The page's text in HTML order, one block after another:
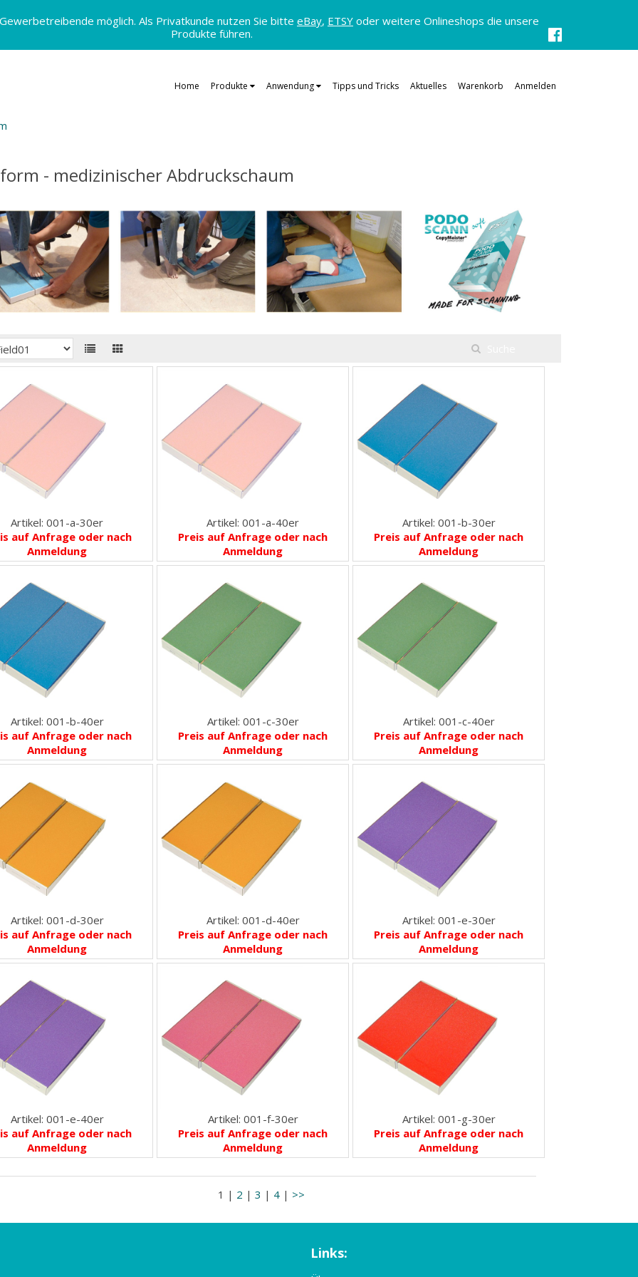
möglich. Als Privatkunde nutzen Sie bitte eBay, ETSY oder weitere Onlineshops die unsere
Produkte führen.
Home Produkte Anwendung Tipps und Tricks Aktuelles Warenkorb Anmelden
- medizinischer Abdruckschaum
Artikel: 001-a-30er
auf Anfrage oder nach
Anmeldung
Artikel: 001-a-40er
Preis auf Anfrage oder nach
Anmeldung
Artikel: 001-b-30er
Preis auf Anfrage oder nach
Anmeldung
Artikel: 001-b-40er
auf Anfrage oder nach
Anmeldung
Artikel: 001-c-30er
Preis auf Anfrage oder nach
Anmeldung
Artikel: 001-c-40er
Preis auf Anfrage oder nach
Anmeldung
Artikel: 001-d-30er
auf Anfrage oder nach
Anmeldung
Artikel: 001-d-40er
Preis auf Anfrage oder nach
Anmeldung
Artikel: 001-e-30er
Preis auf Anfrage oder nach
Anmeldung
Artikel: 001-e-40er
auf Anfrage oder nach
Anmeldung
Artikel: 001-f-30er
Preis auf Anfrage oder nach
Anmeldung
Artikel: 001-g-30er
Preis auf Anfrage oder nach
Anmeldung
1 | 2 | 3 | 4| >>
Links: